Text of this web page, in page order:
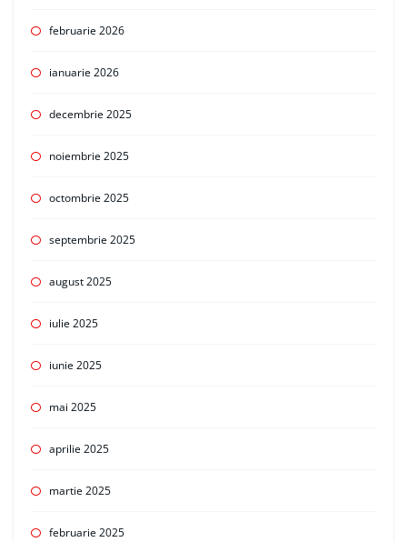
februarie 2026
ianuarie 2026
decembrie 2025
noiembrie 2025
octombrie 2025
septembrie 2025
august 2025
iulie 2025
iunie 2025
mai 2025
aprilie 2025
martie 2025
februarie 2025